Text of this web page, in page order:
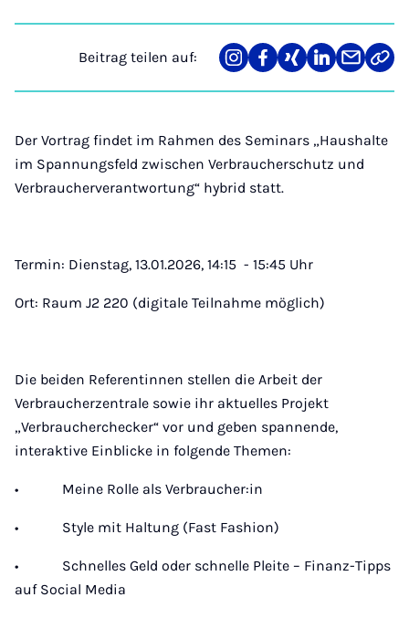
Beitrag teilen auf:
Teilen
auf
Teilen
auf
Teilen
auf
Teilen
auf
Teilen
über
Mail
Link
Der Vortrag findet im Rahmen des Seminars „Haushalte
im Spannungsfeld zwischen Verbraucherschutz und
Verbraucherverantwortung“ hybrid statt.
Termin: Dienstag, 13.01.2026, 14:15 - 15:45 Uhr
Ort: Raum J2 220 (digitale Teilnahme möglich)
Die beiden Referentinnen stellen die Arbeit der
Verbraucherzentrale sowie ihr aktuelles Projekt
„Verbraucherchecker“ vor und geben spannende,
interaktive Einblicke in folgende Themen:
• Meine Rolle als Verbraucher:in
• Style mit Haltung (Fast Fashion)
• Schnelles Geld oder schnelle Pleite – Finanz-Tipps
auf Social Media